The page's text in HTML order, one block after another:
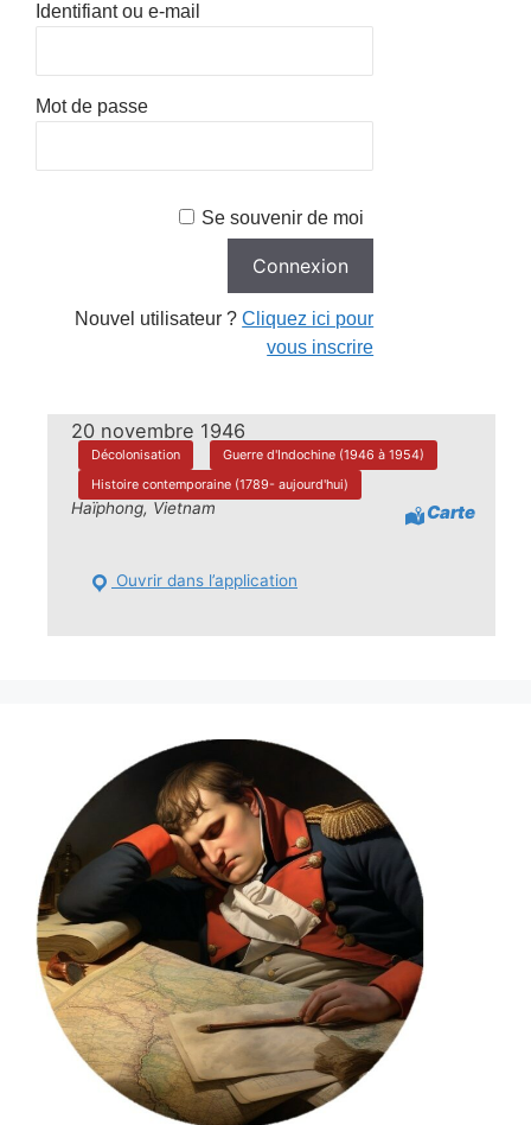
Identifiant ou e-mail
Mot de passe
Se souvenir de moi
Nouvel utilisateur ?Cliquez ici pour
vous inscrire
20 novembre 1946
Décolonisation
Guerre d'Indochine (1946 à 1954)
Histoire contemporaine (1789- aujourd'hui)
Haïphong, Vietnam Carte
Ouvrir dans l’application